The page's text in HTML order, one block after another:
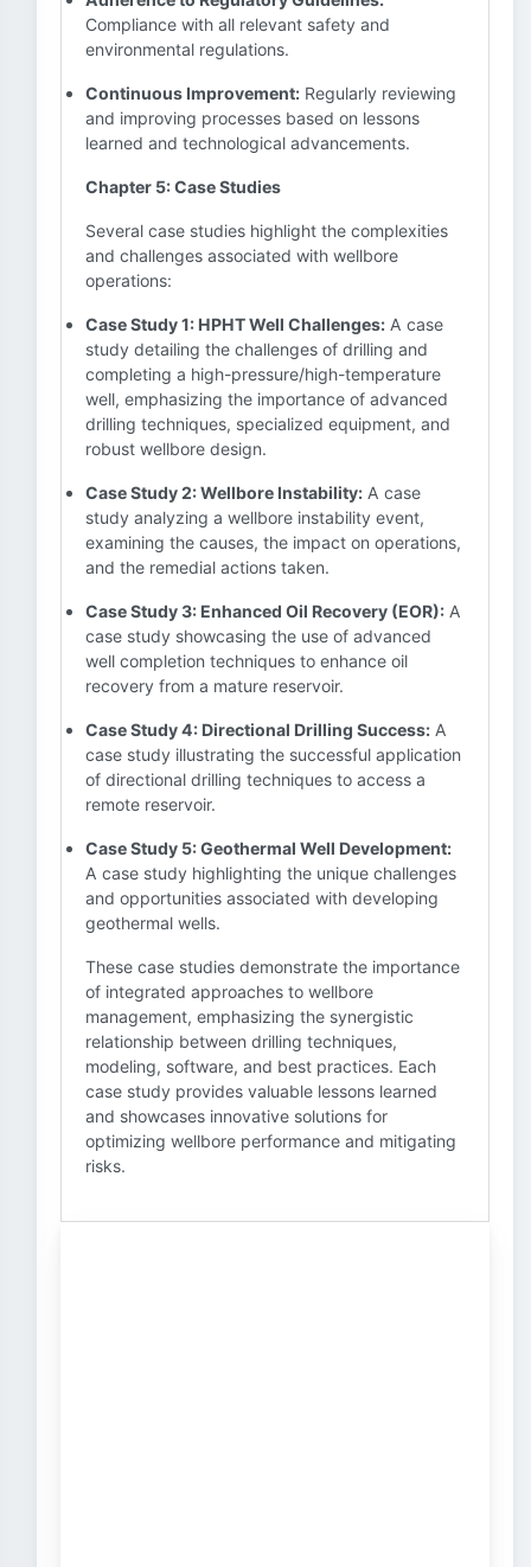
Compliance with all relevant safety and
environmental regulations.
Continuous Improvement: Regularly reviewing
and improving processes based on lessons
learned and technological advancements.
Chapter 5: Case Studies
Several case studies highlight the complexities
and challenges associated with wellbore
operations:
Case Study 1: HPHT Well Challenges: A case
study detailing the challenges of drilling and
completing a high-pressure/high-temperature
well, emphasizing the importance of advanced
drilling techniques, specialized equipment, and
robust wellbore design.
Case Study 2: Wellbore Instability: A case
study analyzing a wellbore instability event,
examining the causes, the impact on operations,
and the remedial actions taken.
Case Study 3: Enhanced Oil Recovery (EOR): A
case study showcasing the use of advanced
well completion techniques to enhance oil
recovery from a mature reservoir.
Case Study 4: Directional Drilling Success: A
case study illustrating the successful application
of directional drilling techniques to access a
remote reservoir.
Case Study 5: Geothermal Well Development:
A case study highlighting the unique challenges
and opportunities associated with developing
geothermal wells.
These case studies demonstrate the importance
of integrated approaches to wellbore
management, emphasizing the synergistic
relationship between drilling techniques,
modeling, software, and best practices. Each
case study provides valuable lessons learned
and showcases innovative solutions for
optimizing wellbore performance and mitigating
risks.